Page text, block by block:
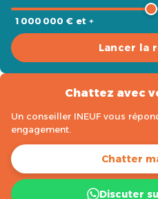
1 000 000 € et +
Lancer la
Chattez avec
Un conseiller INEUF vous
engagement.
Chatter
Discuter